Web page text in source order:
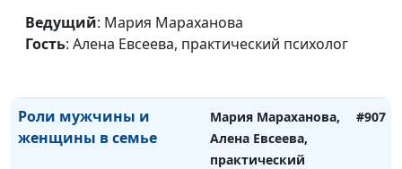
Ведущий: Мария Мараханова
Гость: Алена Евсеева, практический психолог
Кем является мужчина в
семье?
Мария Мараханова,
Алена Евсеева,
Роли мужчины и
женщины в семье
Мария Мараханова,
Алена Евсеева,
практический
#907